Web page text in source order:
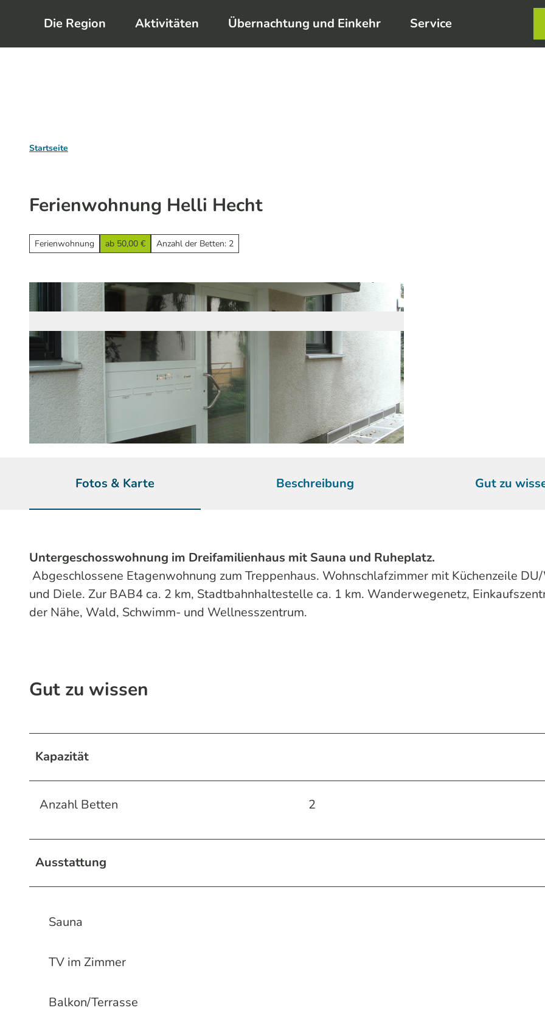
m
Die Region Aktivitäten Übernachtung und Einkehr Service
Startseite
Ferienwohnung Helli Hecht
Ferienwohnung ab 50,00 € Anzahl der Betten: 2
Fotos & Karte Beschreibung Gut zu
Untergeschosswohnung im Dreifamilienhaus mit Sauna und Ruheplatz.
Abgeschlossene Etagenwohnung zum Treppenhaus. Wohnschlafzimmer mit Küchenzeile
und Diele. Zur BAB4 ca. 2 km, Stadtbahnhaltestelle ca. 1 km. Wanderwegenetz,
der Nähe, Wald, Schwimm- und Wellnesszentrum.
Gut zu wissen
Kapazität
Anzahl Betten 2
Ausstattung
Sauna
TV im Zimmer
Balkon/Terrasse